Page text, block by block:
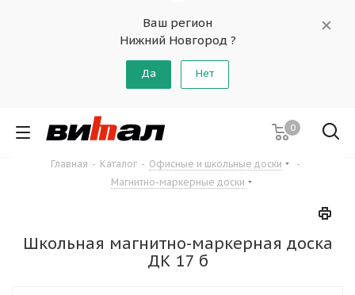
Ваш регион
Нижний Новгород ?
Да Нет
0
Главная - Каталог - Офисные и школьные доски
-
Магнитно-маркерные доски
Школьная магнитно-маркерная доска
ДК 17 б